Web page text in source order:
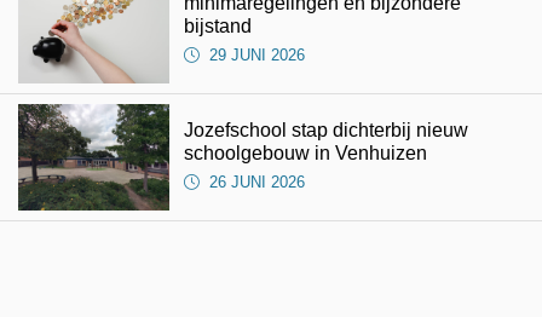
bijstand
29 JUNI 2026
Jozefschool stap dichterbij nieuw
schoolgebouw in Venhuizen
26 JUNI 2026